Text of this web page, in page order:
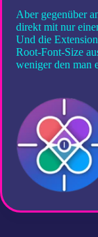
Aber gegenüber
direkt mit nur
Und die
Root-Font-Size
weniger den man